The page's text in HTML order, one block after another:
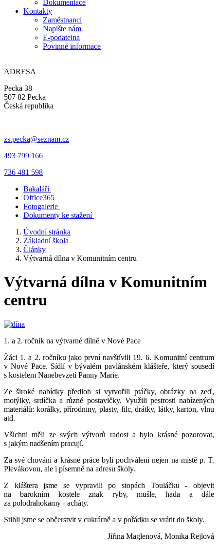
Dokumentace
Kontakty
Zaměstnanci
Napište nám
E-podatelna
Povinné informace
ADRESA
Pecka 38
507 82 Pecka
Česká republika
zs.pecka@seznam.cz
493 799 166
736 481 598
Bakaláři
Office365
Fotogalerie
Dokumenty ke stažení
Úvodní stránka
Základní škola
Články
Výtvarná dílna v Komunitním centru
Výtvarná dílna v Komunitním
centru
1. a 2. ročník na výtvarné dílně v Nové Pace
Žáci 1. a 2. ročníku jako první navštívili 19. 6. Komunitní centrum
v Nové Pace. Sídlí v bývalém pavlánském klášteře, který sousedí
s kostelem Nanebevzetí Panny Marie.
Ze široké nabídky předloh si vytvořili ptáčky, obrázky na zeď,
motýlky, srdíčka a různé postavičky. Využili pestrosti nabízených
materiálů: korálky, přírodniny, plasty, filc, drátky, látky, karton, vlnu
atd.
Všichni měli ze svých výtvorů radost a bylo krásné pozorovat,
s jakým nadšením pracují.
Za své chování a krásné práce byli pochváleni nejen na místě p. T.
Plevákovou, ale i písemně na adresu školy.
Z kláštera jsme se vypravili po stopách Touláčku - objevit
na barokním kostele znak ryby, mušle, hada a dále
za polodrahokamy - acháty.
Stihli jsme se občerstvit v cukrárně a v pořádku se vrátit do školy.
Jiřina Maglenová, Monika Rejlová